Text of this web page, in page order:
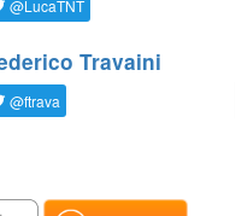
@LucaTNT
Travaini
@ftrava